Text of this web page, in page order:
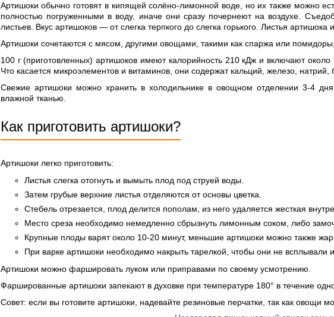
Артишоки обычно готовят в кипящей солёно-лимонной воде, но их также можно
полностью погруженными в воду, иначе они сразу почернеют на воздухе.
листьев. Вкус артишоков — от слегка терпкого до слегка горького. Листья
Артишоки сочетаются с мясом, другими овощами, такими как спаржа или
100 г (приготовленных) артишоков имеют калорийность 210 кДж и включают около
Что касается микроэлементов и витаминов, они содержат кальций, железо,
Свежие артишоки можно хранить в холодильнике в овощном отделении 3-4
влажной тканью.
Как приготовить артишоки?
Артишоки легко приготовить:
Листья слегка отогнуть и вымыть плод под струей воды.
Затем грубые верхние листья отделяются от основы цветка.
Стебель отрезается, плод делится пополам, из него удаляется жесткая
Место среза необходимо немедленно сбрызнуть лимонным соком, либо
Крупные плоды варят около 10-20 минут, меньшие артишоки можно также
При варке артишоки необходимо накрыть тарелкой, чтобы они не всплывали
Артишоки можно фаршировать луком или приправами по своему усмотрению.
Фаршированные артишоки запекают в духовке при температуре 180° в течение
Совет: если вы готовите артишоки, надевайте резиновые перчатки, так как овощи